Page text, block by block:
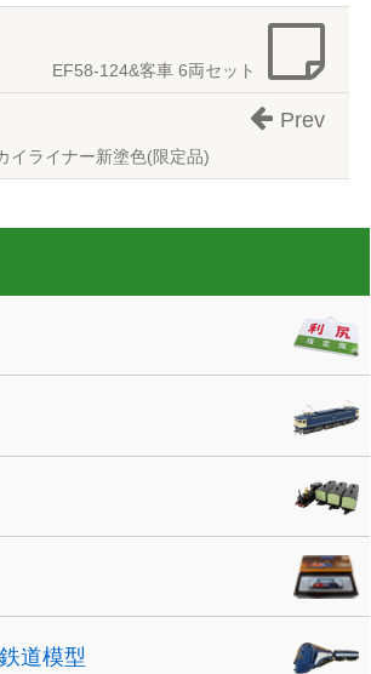
EF58-124&客車 6両セット
イライナー新塗色(限定品)
Prev
道模型